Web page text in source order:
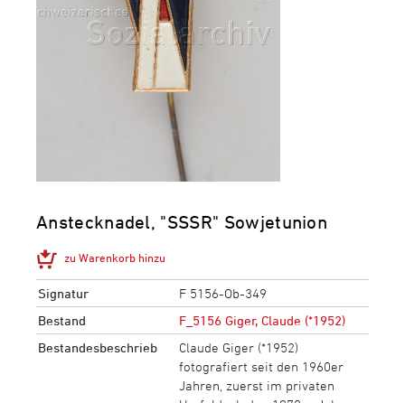
Anstecknadel, "SSSR" Sowjetunion
zu Warenkorb hinzu
Signatur
F 5156-Ob-349
Bestand
F_5156 Giger, Claude (*1952)
Bestandesbeschrieb
Claude Giger (*1952)
fotografiert seit den 1960er
Jahren, zuerst im privaten